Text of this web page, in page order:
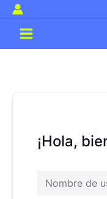
al
contenido
Main
¡Hola,